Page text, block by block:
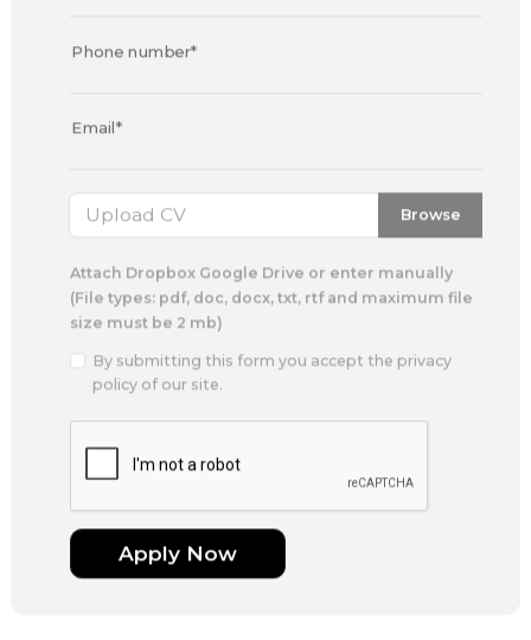
Phone number*
Email*
Browse
Attach Dropbox Google Drive or enter manually
(File types: pdf, doc, docx, txt, rtf and maximum file
size must be 2 mb)
By submitting this form you accept the privacy
policy of our site.
Apply Now